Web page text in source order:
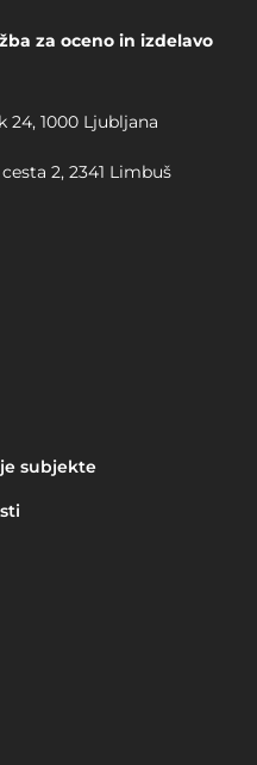
za oceno in izdelavo
24, 1000 Ljubljana
2, 2341 Limbuš
subjekte